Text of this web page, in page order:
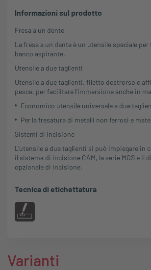
Informazioni sul prodotto
Fresa a un dente
La fresa a un dente è un utensile speciale
banco aspirante.
Utensile a due taglienti
Utensile a due taglienti, filetto destrorso e
pesce, per facilitare l'immersione anche in
Economico utensile universale a due
Per la fresatura di metalli non ferrosi e
Sistemi di incisione
L'utensile a due taglienti si può impiegare in
il sistema di incisione CAM, la serie MGS e il
opzionale di incisione.
Tecnica di etichettatura
Varianti